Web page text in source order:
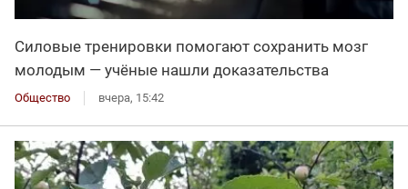
Силовые тренировки помогают сохранить мозг
молодым — учёные нашли доказательства
Общество вчера, 15:42